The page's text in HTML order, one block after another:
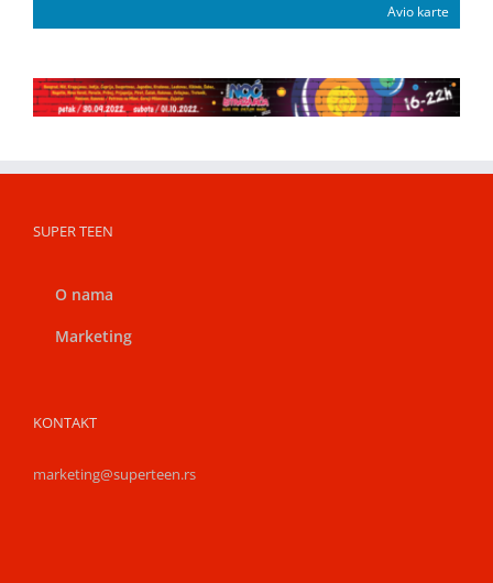
Avio karte
SUPER TEEN
O nama
Marketing
KONTAKT
marketing@superteen.rs